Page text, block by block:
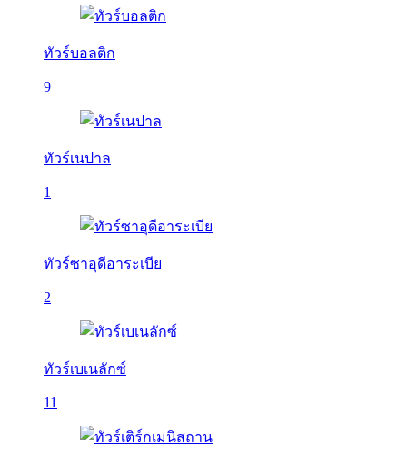
ทัวร์บอลติก
9
ทัวร์เนปาล
1
ทัวร์ซาอุดีอาระเบีย
2
ทัวร์เบเนลักซ์
11